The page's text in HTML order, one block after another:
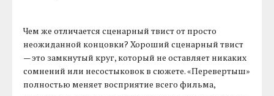
Чем же отличается сценарный твист от просто
неожиданной концовки? Хороший сценарный твист
— это замкнутый круг, который не оставляет никаких
сомнений или несостыковок в сюжете. «Перевертыш»
полностью меняет восприятие всего фильма,